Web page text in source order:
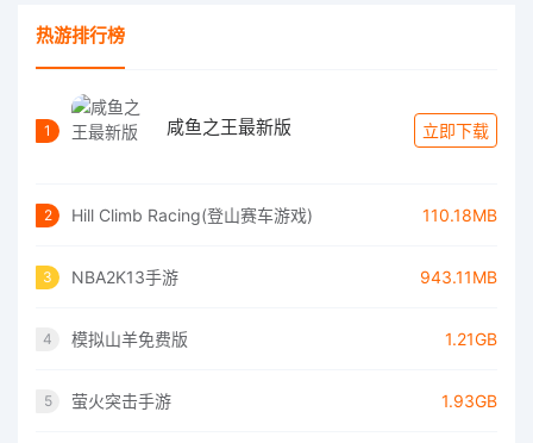
热游排行榜
1 咸鱼之王最新版 立即下载
2 Hill Climb Racing(登山赛车游戏) 110.18MB
3 NBA2K13手游 943.11MB
4 模拟山羊免费版 1.21GB
5 萤火突击手游 1.93GB